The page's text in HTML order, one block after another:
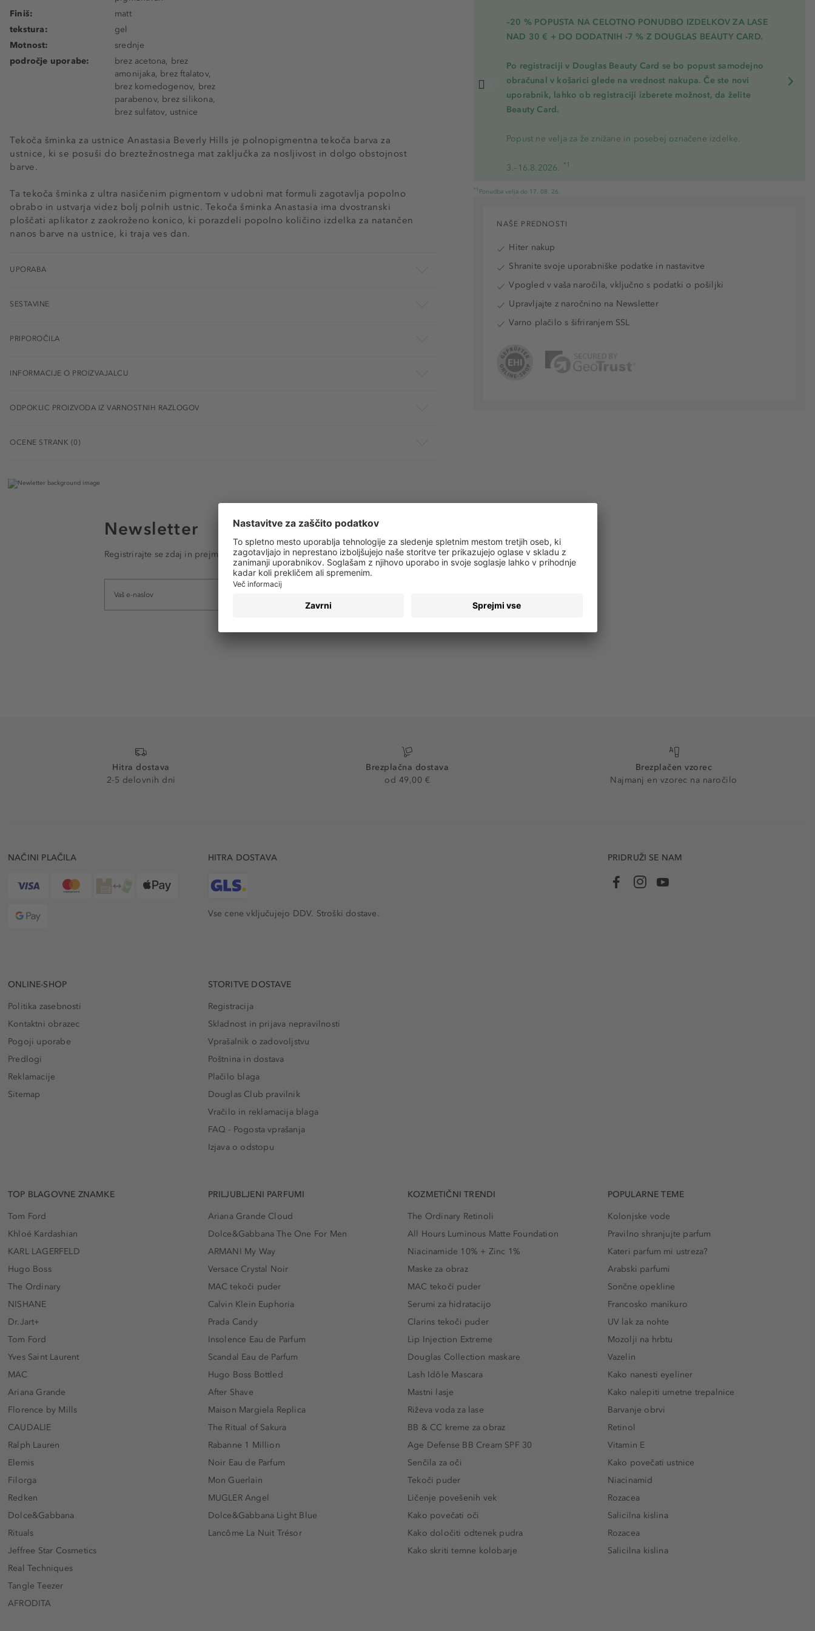
–20 % POPUSTA NA CELOTNO PONUDBO IZDELKOV ZA LASE
NAD 30 € + DO DODATNIH -7 % Z DOUGLAS BEAUTY CARD.
Po registraciji v Douglas Beauty Card se bo popust samodejno
obračunal v košarici glede na vrednost nakupa. Če ste novi
uporabnik, lahko ob registraciji izberete možnost, da želite
Beauty Card.
Popust ne velja za že znižane in posebej označene izdelke.
3.–16.8.2026. *1
*1 Ponudba velja do 17. 08. 26.
Tekoča šminka za ustnice Anastasia Beverly Hills je polnopigmentna tekoča barva za
ustnice, ki se posuši do breztežnostnega mat zaključka za nosljivost in dolgo obstojnost
barve.
Ta tekoča šminka z ultra nasičenim pigmentom v udobni mat formuli zagotavlja popolno
obrabo in ustvarja videz bolj polnih ustnic. Tekoča šminka Anastasia ima dvostranski
ploščati aplikator z zaokroženo konico, ki porazdeli popolno količino izdelka za natančen
nanos barve na ustnice, ki traja ves dan.
Finiš:
matt
tekstura:
gel
Motnost:
srednje
področje uporabe:
brez acetona, brez
amonijaka, brez ftalatov,
brez komedogenov, brez
parabenov, brez silikona,
brez sulfatov, ustnice
UPORABA
SESTAVINE
PRIPOROČILA
INFORMACIJE O PROIZVAJALCU
ODPOKLIC PROIZVODA IZ VARNOSTNIH RAZLOGOV
OCENE STRANK (0)
NAŠE PREDNOSTI
Hiter nakup
Shranite svoje uporabniške podatke in nastavitve
Vpogled v vaša naročila, vključno s podatki o pošiljki
Upravljajte z naročnino na Newsletter
Varno plačilo s šifriranjem SSL
Newsletter
Registrirajte se zdaj in prejmite e-poštna obvestila o vseh trendih in ponudbah!
Hitra dostava
2-5 delovnih dni
Brezplačna dostava
od 49,00 €
Brezplačen vzorec
Najmanj en vzorec na naročilo
NAČINI PLAČILA HITRA DOSTAVA
Vse cene vključujejo DDV. Stroški dostave.
PRIDRUŽI SE NAM
ONLINE-SHOP
Politika zasebnosti
Kontaktni obrazec
Pogoji uporabe
Predlogi
Reklamacije
Sitemap
STORITVE DOSTAVE
Registracija
Skladnost in prijava nepravilnosti
Vprašalnik o zadovoljstvu
Poštnina in dostava
Plačilo blaga
Douglas Club pravilnik
Vračilo in reklamacija blaga
FAQ - Pogosta vprašanja
Izjava o odstopu
TOP BLAGOVNE ZNAMKE
Tom Ford
Khloé Kardashian
KARL LAGERFELD
Hugo Boss
The Ordinary
NISHANE
Dr.Jart+
Tom Ford
Yves Saint Laurent
MAC
Ariana Grande
Florence by Mills
CAUDALIE
Ralph Lauren
Elemis
Filorga
Redken
Dolce&Gabbana
Rituals
Jeffree Star Cosmetics
Real Techniques
Tangle Teezer
AFRODITA
PRILJUBLJENI PARFUMI
Ariana Grande Cloud
Dolce&Gabbana The One For Men
ARMANI My Way
Versace Crystal Noir
MAC tekoči puder
Calvin Klein Euphoria
Prada Candy
Insolence Eau de Parfum
Scandal Eau de Parfum
Hugo Boss Bottled
After Shave
Maison Margiela Replica
The Ritual of Sakura
Rabanne 1 Million
Noir Eau de Parfum
Mon Guerlain
MUGLER Angel
Dolce&Gabbana Light Blue
Lancôme La Nuit Trésor
KOZMETIČNI TRENDI
The Ordinary Retinoli
All Hours Luminous Matte Foundation
Niacinamide 10% + Zinc 1%
Maske za obraz
MAC tekoči puder
Serumi za hidratacijo
Clarins tekoči puder
Lip Injection Extreme
Douglas Collection maskare
Lash Idôle Mascara
Mastni lasje
Riževa voda za lase
BB & CC kreme za obraz
Age Defense BB Cream SPF 30
Senčila za oči
Tekoči puder
Ličenje povešenih vek
Kako povečati oči
Kako določiti odtenek pudra
Kako skriti temne kolobarje
POPULARNE TEME
Kolonjske vode
Pravilno shranjujte parfum
Kateri parfum mi ustreza?
Arabski parfumi
Sončne opekline
Francosko manikuro
UV lak za nohte
Mozolji na hrbtu
Vazelin
Kako nanesti eyeliner
Kako nalepiti umetne trepalnice
Barvanje obrvi
Retinol
Vitamin E
Kako povečati ustnice
Niacinamid
Rozacea
Salicilna kislina
Rozacea
Salicilna kislina